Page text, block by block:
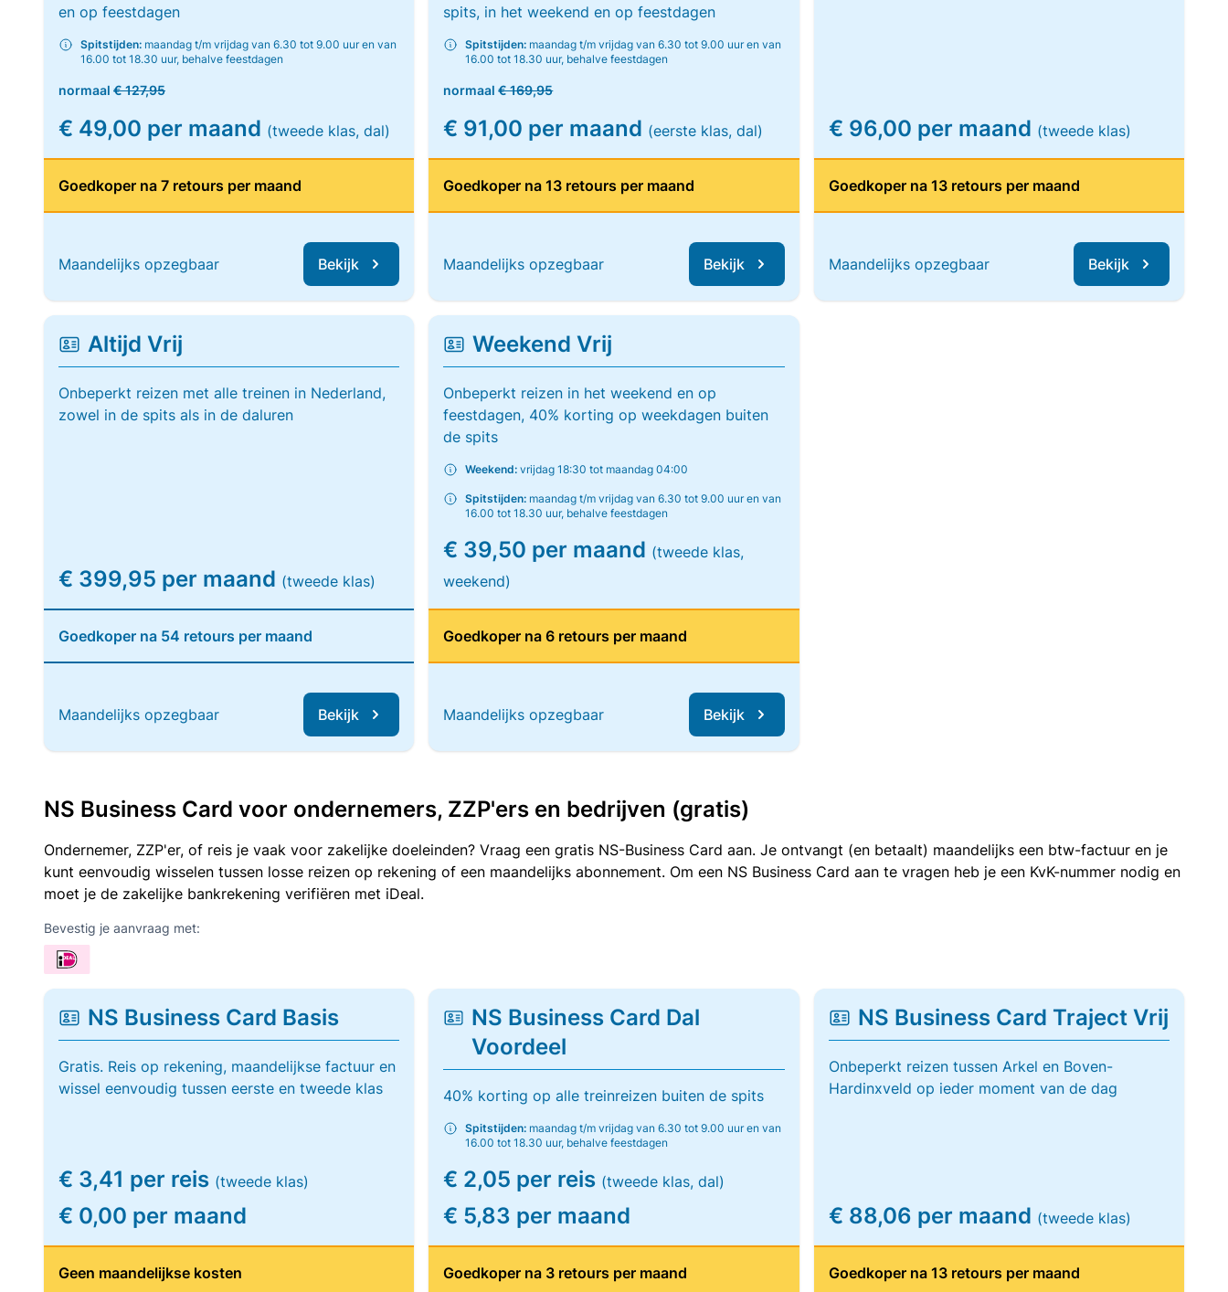
en op feestdagen
Spitstijden: maandag t/m vrijdag van 6.30 tot 9.00 uur en van
16.00 tot 18.30 uur, behalve feestdagen
normaal € 127,95
€ 49,00 per maand (tweede klas, dal)
Goedkoper na 7 retours per maand
Maandelijks opzegbaar Bekijk
spits, in het weekend en op feestdagen
Spitstijden: maandag t/m vrijdag van 6.30 tot 9.00 uur en van
16.00 tot 18.30 uur, behalve feestdagen
normaal€ 169,95
€ 91,00 per maand (eerste klas, dal)
Goedkoper na 13 retours per maand
Maandelijks opzegbaar Bekijk
€ 96,00 per maand (tweede klas)
Goedkoper na 13 retours per maand
Maandelijks opzegbaar Bekijk
Altijd Vrij
Onbeperkt reizen met alle treinen in Nederland,
zowel in de spits als in de daluren
€ 399,95 per maand (tweede klas)
Goedkoper na 54 retours per maand
Maandelijks opzegbaar Bekijk
Weekend Vrij
Onbeperkt reizen in het weekend en op
feestdagen, 40% korting op weekdagen buiten
de spits
Weekend: vrijdag 18:30 tot maandag 04:00
Spitstijden: maandag t/m vrijdag van 6.30 tot 9.00 uur en van
16.00 tot 18.30 uur, behalve feestdagen
€ 39,50 per maand (tweede klas,
weekend)
Goedkoper na 6 retours per maand
Maandelijks opzegbaar Bekijk
NS Business Card voor ondernemers, ZZP'ers en bedrijven (gratis)
Ondernemer, ZZP'er, of reis je vaak voor zakelijke doeleinden? Vraag een gratis NS-Business Card aan. Je ontvangt (en betaalt) maandelijks een btw-factuur en je
kunt eenvoudig wisselen tussen losse reizen op rekening of een maandelijks abonnement. Om een NS Business Card aan te vragen heb je een KvK-nummer nodig en
moet je de zakelijke bankrekening verifiëren met iDeal.
Bevestig je aanvraag met:
NS Business Card Basis
Gratis. Reis op rekening, maandelijkse factuur en
wissel eenvoudig tussen eerste en tweede klas
€ 3,41 per reis (tweede klas)
€ 0,00 per maand
Geen maandelijkse kosten
NS Business Card Dal
Voordeel
40% korting op alle treinreizen buiten de spits
Spitstijden: maandag t/m vrijdag van 6.30 tot 9.00 uur en van
16.00 tot 18.30 uur, behalve feestdagen
€ 2,05 per reis (tweede klas, dal)
€ 5,83 per maand
Goedkoper na 3 retours per maand
NS Business Card Traject Vrij
Onbeperkt reizen tussen Arkel en Boven-
Hardinxveld op ieder moment van de dag
€ 88,06 per maand (tweede klas)
Goedkoper na 13 retours per maand